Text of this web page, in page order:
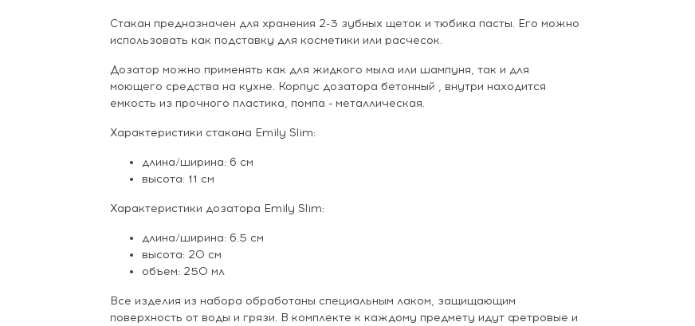
Стакан предназначен для хранения 2-3 зубных щеток и тюбика пасты. Его можно
использовать как подставку для косметики или расчесок.
Дозатор можно применять как для жидкого мыла или шампуня, так и для
моющего средства на кухне. Корпус дозатора бетонный , внутри находится
емкость из прочного пластика, помпа - металлическая.
Характеристики стакана Emily Slim:
длина/ширина: 6 см
высота: 11 см
Характеристики дозатора Emily Slim:
длина/ширина: 6.5 см
высота: 20 см
объем: 250 мл
Все изделия из набора обработаны специальным лаком, защищающим
поверхность от воды и грязи. В комплекте к каждому предмету идут фетровые и